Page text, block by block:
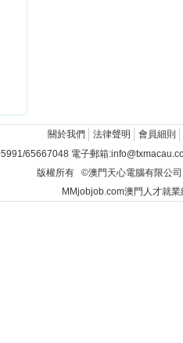
關於我們 法律聲明
會員細則
65667048 電子郵箱
版權所有 ©澳門天心電腦有限公
MMjobjob.com澳門人才就